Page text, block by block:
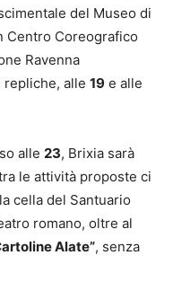
del Museo di
Centro Coreografico
Ravenna
repliche, alle 19 e alle
alle 23, Brixia sarà
le attività proposte ci
cella del Santuario
romano, oltre al
Alate”, senza